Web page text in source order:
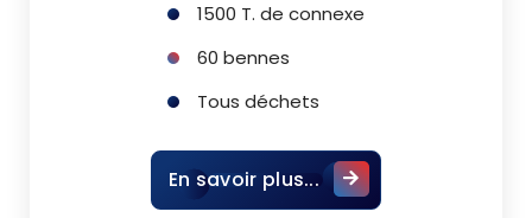
1500 T. de connexe
60 bennes
Tous déchets
En savoir plus...